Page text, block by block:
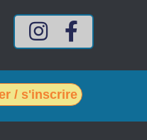
Compte Intagram mes-
/ s'inscrire